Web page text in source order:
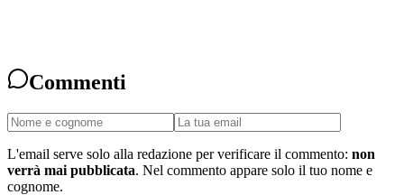
Commenti
L'email serve solo alla redazione per verificare il commento: non
verrà mai pubblicata. Nel commento appare solo il tuo nome e
cognome.